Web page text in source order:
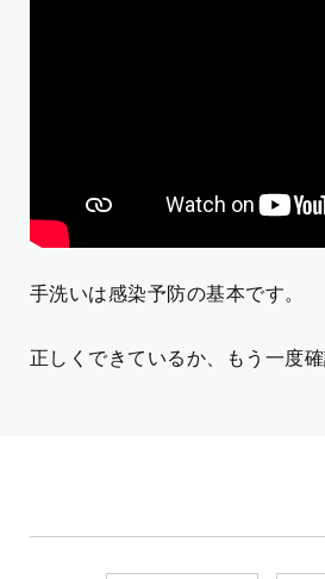
手洗いは感染予防の基本です。
正しくできているか、もう一度